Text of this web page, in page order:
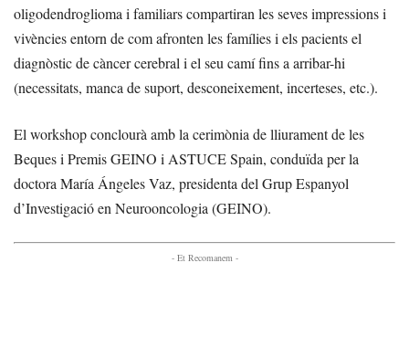
oligodendroglioma i familiars compartiran les seves impressions i
vivències entorn de com afronten les famílies i els pacients el
diagnòstic de càncer cerebral i el seu camí fins a arribar-hi
(necessitats, manca de suport, desconeixement, incerteses, etc.).
El workshop conclourà amb la cerimònia de lliurament de les
Beques i Premis GEINO i ASTUCE Spain, conduïda per la
doctora María Ángeles Vaz, presidenta del Grup Espanyol
d’Investigació en Neurooncologia (GEINO).
- Et Recomanem -